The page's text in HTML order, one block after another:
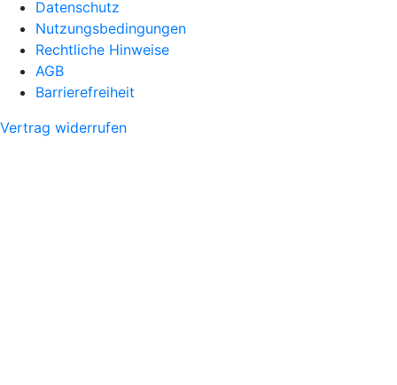
Datenschutz
Nutzungsbedingungen
Rechtliche Hinweise
AGB
Barrierefreiheit
Vertrag widerrufen